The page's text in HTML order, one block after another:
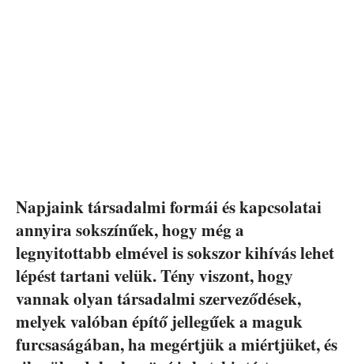
Napjaink társadalmi formái és kapcsolatai
annyira sokszínűek, hogy még a
legnyitottabb elmével is sokszor kihívás lehet
lépést tartani velük. Tény viszont, hogy
vannak olyan társadalmi szerveződések,
melyek valóban építő jellegűek a maguk
furcsaságában, ha megértjük a miértjüket, és